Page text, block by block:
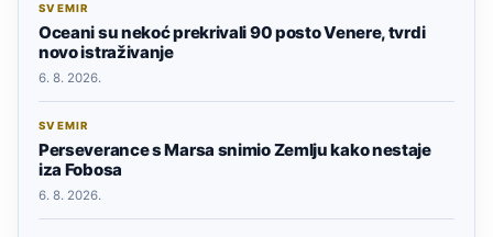
SVEMIR
Oceani su nekoć prekrivali 90 posto Venere, tvrdi
novo istraživanje
6. 8. 2026.
SVEMIR
Perseverance s Marsa snimio Zemlju kako nestaje
iza Fobosa
6. 8. 2026.